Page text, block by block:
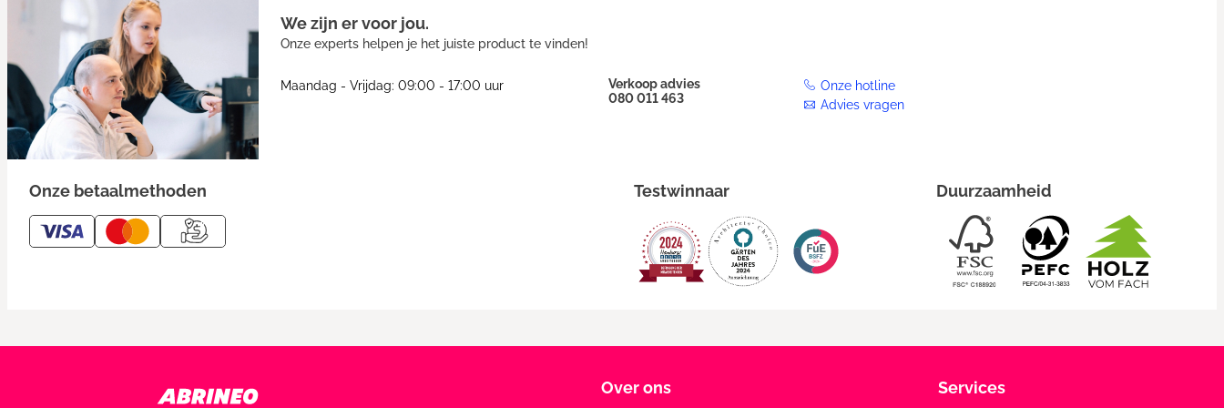
We zijn er voor jou.
Onze experts helpen je het juiste product te vinden!
Maandag - Vrijdag: 09:00 - 17:00 uur
Verkoop advies
080 011 463
Onze hotline
Advies vragen
Onze betaalmethoden Testwinnaar Duurzaamheid
Over ons Services